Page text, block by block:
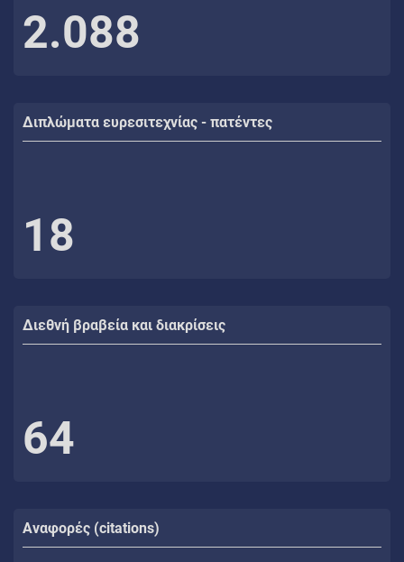
2.088
Διπλώματα ευρεσιτεχνίας - πατέντες
18
Διεθνή βραβεία και διακρίσεις
64
Αναφορές (citations)